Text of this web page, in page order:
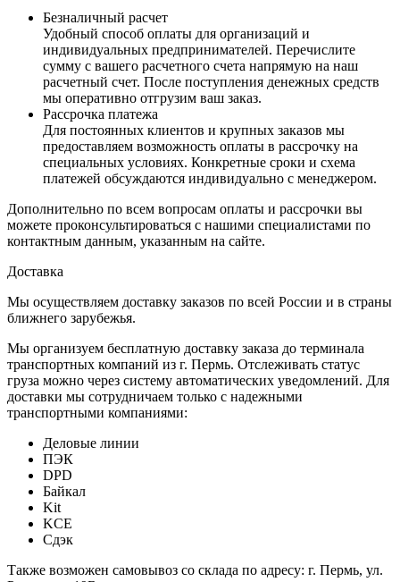
Безналичный расчет
Удобный способ оплаты для организаций и
индивидуальных предпринимателей. Перечислите
сумму с вашего расчетного счета напрямую на наш
расчетный счет. После поступления денежных средств
мы оперативно отгрузим ваш заказ.
Рассрочка платежа
Для постоянных клиентов и крупных заказов мы
предоставляем возможность оплаты в рассрочку на
специальных условиях. Конкретные сроки и схема
платежей обсуждаются индивидуально с менеджером.
Дополнительно по всем вопросам оплаты и рассрочки вы
можете проконсультироваться с нашими специалистами по
контактным данным, указанным на сайте.
Доставка
Мы осуществляем доставку заказов по всей России и в страны
ближнего зарубежья.
Мы организуем бесплатную доставку заказа до терминала
транспортных компаний из г. Пермь. Отслеживать статус
груза можно через систему автоматических уведомлений. Для
доставки мы сотрудничаем только с надежными
транспортными компаниями:
Деловые линии
ПЭК
DPD
Байкал
Kit
KCE
Сдэк
Также возможен самовывоз со склада по адресу: г. Пермь, ул.